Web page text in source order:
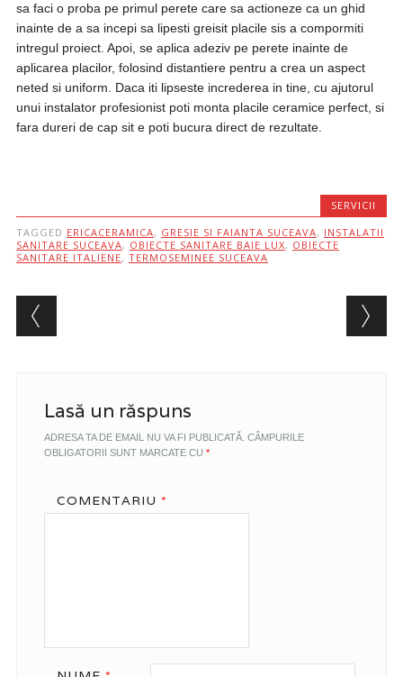
sa faci o proba pe primul perete care sa actioneze ca un ghid
inainte de a sa incepi sa lipesti greisit placile sis a compormiti
intregul proiect. Apoi, se aplica adeziv pe perete inainte de
aplicarea placilor, folosind distantiere pentru a crea un aspect
neted si uniform. Daca iti lipseste increderea in tine, cu ajutorul
unui instalator profesionist poti monta placile ceramice perfect, si
fara dureri de cap sit e poti bucura direct de rezultate.
SERVICII
TAGGED ERICACERAMICA, GRESIE SI FAIANTA SUCEAVA, INSTALATII
SANITARE SUCEAVA, OBIECTE SANITARE BAIE LUX, OBIECTE
SANITARE ITALIENE, TERMOSEMINEE SUCEAVA
Post navigation
Lasă un răspuns
ADRESA TA DE EMAIL NU VA FI PUBLICATĂ. CÂMPURILE
OBLIGATORII SUNT MARCATE CU *
COMENTARIU *